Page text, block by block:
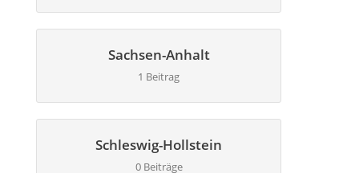
Sachsen-Anhalt
1 Beitrag
Schleswig-Hollstein
0 Beiträge